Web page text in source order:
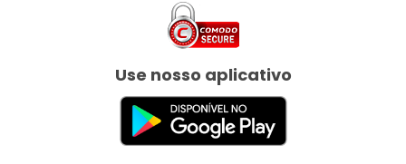
Use nosso aplicativo